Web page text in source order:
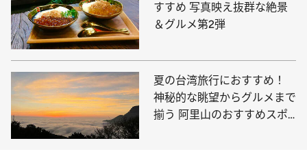
すすめ 写真映え抜群な絶景
＆グルメ第2弾
夏の台湾旅行におすすめ！
神秘的な眺望からグルメまで
揃う 阿里山のおすすめスポ